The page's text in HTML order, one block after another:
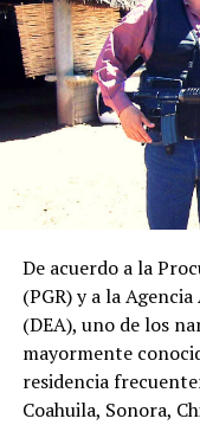
De acuerdo a la
(PGR) y a la
(DEA), uno de los
mayormente
residencia
Coahuila, Sonora,